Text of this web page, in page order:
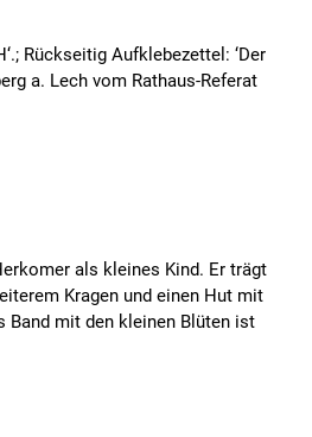
Rückseitig Aufklebezettel: ‘Der
a. Lech vom Rathaus-Referat
als kleines Kind. Er trägt
Kragen und einen Hut mit
Band mit den kleinen Blüten ist